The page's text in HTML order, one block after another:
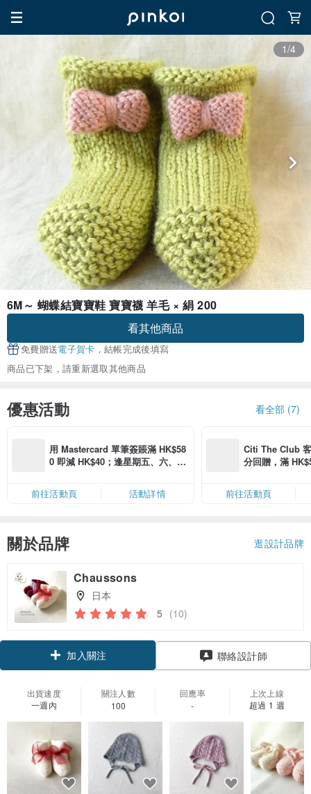
1/4
6M～ 蝴蝶結寶寶鞋 寶寶襪 羊毛 × 絹 200
看其他商品
免費贈送電子賀卡 ，結帳完成後填寫
商品已下架，請重新選取其他商品
優惠活動 看全部 (7)
用 Mastercard 單筆簽賬滿 HK$58
0 即減 HK$40；逢星期五、六、日
限，額滿即止，僅限「常用信用
卡」結帳）
前往活動頁 活動詳情
Citi The Club
分回贈，滿
前往活動頁
關於品牌 逛設計品牌
Chaussons
日本
5 (10)
加入關注 聯絡設計師
出貨速度
一週內
關注人數
100
回應率
-
上次上線
超過 1 週